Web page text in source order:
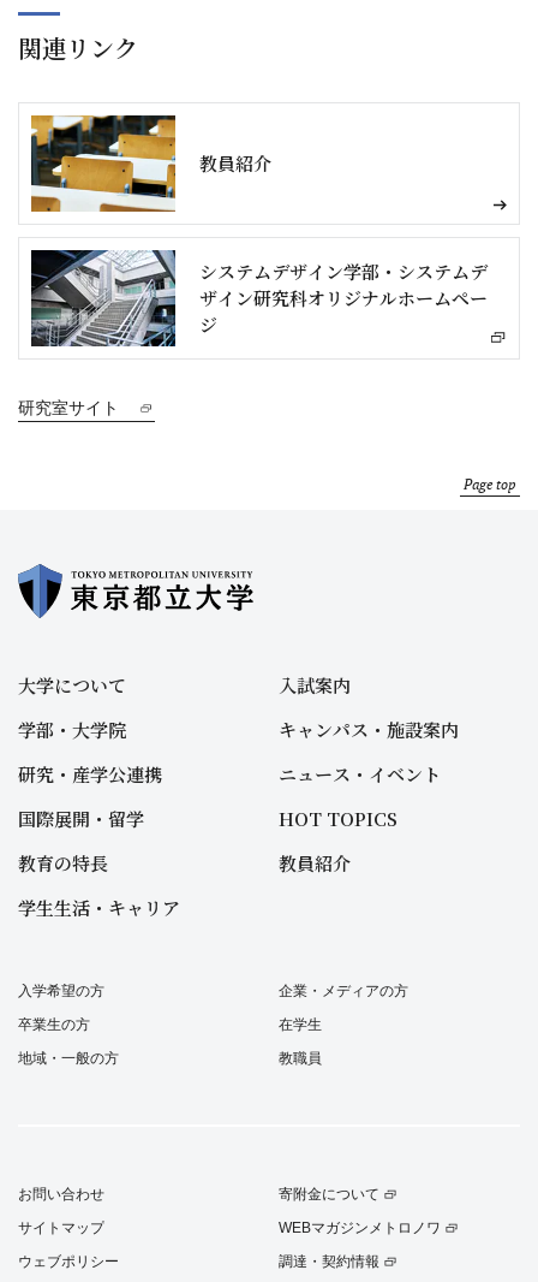
関連リンク
教員紹介
システムデザイン学部・システムデ
ザイン研究科オリジナルホームペー
ジ
研究室サイト
Page top
大学について
学部・大学院
研究・産学公連携
国際展開・留学
教育の特長
学生生活・キャリア
入試案内
キャンパス・施設案内
ニュース・イベント
HOT TOPICS
教員紹介
入学希望の方
卒業生の方
地域・一般の方
企業・メディアの方
在学生
教職員
お問い合わせ
サイトマップ
ウェブポリシー
寄附金について
WEBマガジンメトロノワ
調達・契約情報